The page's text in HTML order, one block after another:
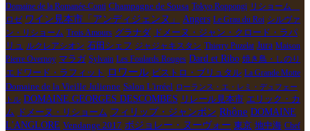
撃。 ５，６，７月の雨と湿気によるベト病の大繁殖。 ８月
の３５度を超す極端な猛暑。それによる水不足。葡萄の乾
燥。 最終的に９月初旬の雨ですべてが解決。どんでん返し
の結果、こんなに素晴らしい葡萄が収穫することができた。
勿論、ここまでくるには、特に７月のベト病対策の畑仕事は
大変な神経と労力を費やしたダミアン。 歓喜の収穫。でも
ベト病の形跡、雹の影響を多く受けた葡萄を取り除く、選果
作業が 大切な年でもある。 収穫はお父さんより更に１日遅
く、ボジョレでは最も遅い収穫を開始。 何と９月２６日に
Domaine de la Romanée-Conti Champagne de Sousa Tokyo Roppongi リショーム
ロゼ ワイン見本市「アンディジェンヌ」 Angers Le Grau du Roi シルヴァ
ン・リショーム Trois Amours グラナダ ドメーヌ・ジャン・クロード・ラパ
リュ
ルクレアシオン 石田シェフ ジャジャキスタン Thierry Puzelat Jura Maison
Pierre Overnoy マラガ Sylvain Les Foulards Rouges Dard et Ribo 焼き鳥・しのり
エドワード・ラフィット
ロワール ビストロ・ブリュタル La Grande Motte
Domaine de la Vieille Julienne Salon L'irréel ローランス・エ・レミ・デュフェー
トル DOMAINE GEORGES DESCOMBES リレール見本市 エリック・カ
ム ドメーヌ・リショーム フィリップ・ジャンボン Rhône DOMAINE
L'ANGLORE Vendange 2017 ボジョレー・ヌーヴォー 東京 地中海 Chef